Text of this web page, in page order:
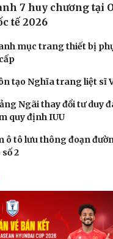
7 huy chương tại
tế 2026
mục trang thiết bị
tạo Nghĩa trang liệt sĩ
Ngãi thay đổi tư duy
quy định IUU
ô tô lưu thông đoạn
2